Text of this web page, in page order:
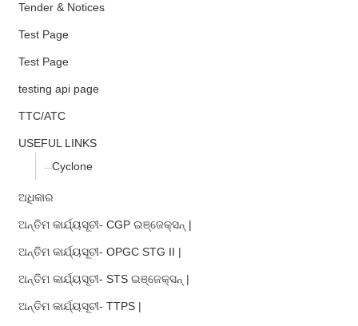
Tender & Notices
Test Page
Test Page
testing api page
TTC/ATC
USEFUL LINKS
Cyclone
ଅଧିକାର
ଅନ୍ତିମ କାର୍ଯ୍ୟସୂଚୀ- CGP ଇଞ୍ଜେକ୍ସନ୍ |
ଅନ୍ତିମ କାର୍ଯ୍ୟସୂଚୀ- OPGC STG II |
ଅନ୍ତିମ କାର୍ଯ୍ୟସୂଚୀ- STS ଇଞ୍ଜେକ୍ସନ୍ |
ଅନ୍ତିମ କାର୍ଯ୍ୟସୂଚୀ- TTPS |